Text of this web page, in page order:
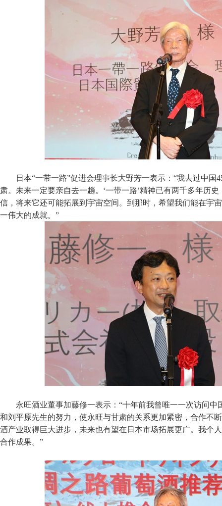
日本“一带一路”促进会理事长大野芳一表示：“我去过中国
肃。未来一定要亲自去一趟。‘一带一路’精神已有两千多年历
信，将来它还可能拓展到宇宙空间。到那时，希望我们能在宇
一伟大的成就。”
永旺酒业董事加藤修一表示：“十年前我曾唯一一次访问
和刘平原先生的努力，使永旺与甘肃的关系更加紧密，合作不
酒产业取得巨大进步，未来也有望在日本市场拓展更广。我个
合作成果。”